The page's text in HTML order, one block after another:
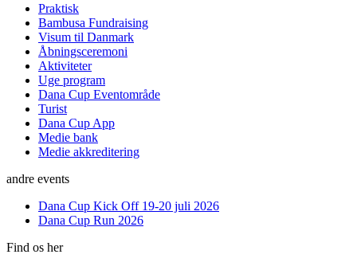
Praktisk
Bambusa Fundraising
Visum til Danmark
Åbningsceremoni
Aktiviteter
Uge program
Dana Cup Eventområde
Turist
Dana Cup App
Medie bank
Medie akkreditering
andre events
Dana Cup Kick Off 19-20 juli 2026
Dana Cup Run 2026
Find os her